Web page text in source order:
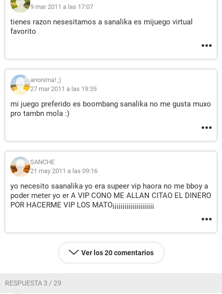
9 mar 2011 a las 17:07
tienes razon nesesitamos a sanalika es mijuego virtual
favorito
anonima! ;)
27 mar 2011 a las 19:35
mi juego preferido es boombang sanalika no me gusta muxo
pro tambn mola :)
SANCHE
21 may 2011 a las 09:16
yo necesito saanalika yo era supeer vip haora no me bboy a
poder meter yo er A VIP CONO ME ALLAN CITAO EL DINERO
POR HACERME VIP LOS MATO¡¡¡¡¡¡¡¡¡¡¡¡¡¡¡¡¡¡¡¡¡
Ver los 20 comentarios
RESPUESTA 3 / 29